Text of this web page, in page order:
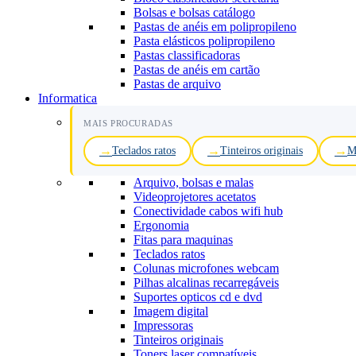
Bolsas e bolsas catálogo
Pastas de anéis em polipropileno
Pasta elásticos polipropileno
Pastas classificadoras
Pastas de anéis em cartão
Pastas de arquivo
Informatica
MAIS PROCURADAS
Teclados ratos Tinteiros originais
Arquivo, bolsas e malas
Videoprojetores acetatos
Conectividade cabos wifi hub
Ergonomia
Fitas para maquinas
Teclados ratos
Colunas microfones webcam
Pilhas alcalinas recarregáveis
Suportes opticos cd e dvd
Imagem digital
Impressoras
Tinteiros originais